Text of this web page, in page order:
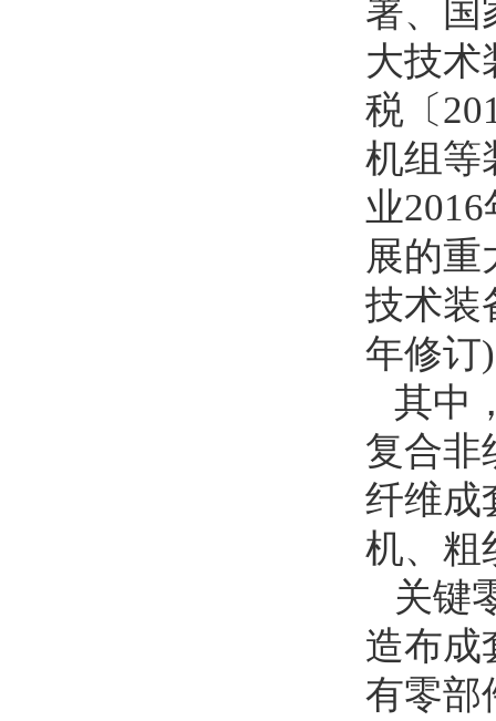
署、国
大技术
税〔
机组等
业
展的重
技术装
年修订
其中
复合非
纤维成
机、粗
关键
造布成
有零部